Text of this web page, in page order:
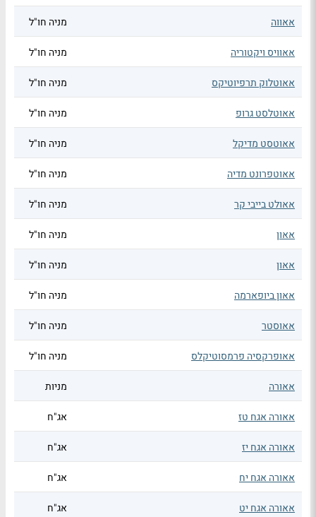
אאווה מניה חו"ל
אאוויס ויקטוריה מניה חו"ל
אאוטלוק תרפיוטיקס מניה חו"ל
אאוטלסט גרופ מניה חו"ל
אאוטסט מדיקל מניה חו"ל
אאוטפרונט מדיה מניה חו"ל
אאולט בייבי קר מניה חו"ל
אאון מניה חו"ל
אאון מניה חו"ל
אאון ביופארמה מניה חו"ל
אאוסטר מניה חו"ל
אאופרקסיה פרמסוטיקלס מניה חו"ל
אאורה מניות
אאורה אגח טז אג"ח
אאורה אגח יז אג"ח
אאורה אגח יח אג"ח
אאורה אגח יט אג"ח